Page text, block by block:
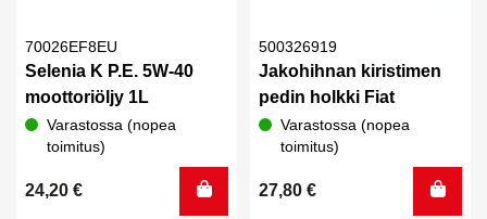
70026EF8EU
Selenia K P.E. 5W-40
moottoriöljy 1L
Varastossa (nopea
toimitus)
24,20 €
500326919
Jakohihnan kiristimen
pedin holkki Fiat
Varastossa (nopea
toimitus)
27,80 €